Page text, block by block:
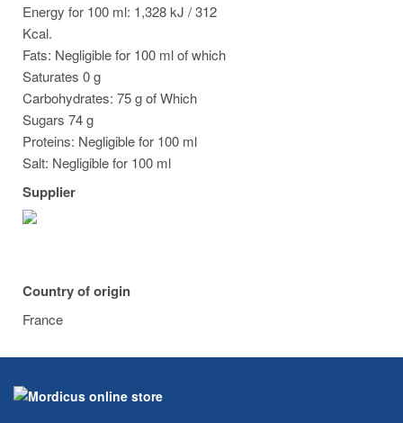
Energy for 100 ml: 1,328 kJ / 312
Kcal.
Fats: Negligible for 100 ml of which
Saturates 0 g
Carbohydrates: 75 g of Which
Sugars 74 g
Proteins: Negligible for 100 ml
Salt: Negligible for 100 ml
Supplier
Country of origin
France